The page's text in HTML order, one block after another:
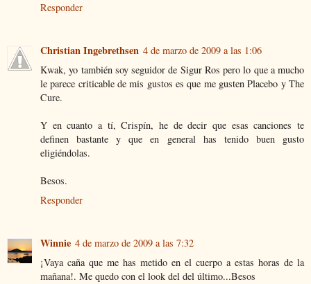
Responder
Christian Ingebrethsen 4 de marzo de 2009 a las 1:06
Kwak, yo también soy seguidor de Sigur Ros pero lo que a mucho
le parece criticable de mis gustos es que me gusten Placebo y The
Cure.
Y en cuanto a tí, Crispín, he de decir que esas canciones te
definen bastante y que en general has tenido buen gusto
eligiéndolas.
Besos.
Responder
Winnie 4 de marzo de 2009 a las 7:32
¡Vaya caña que me has metido en el cuerpo a estas horas de la
mañana!. Me quedo con el look del del último...Besos